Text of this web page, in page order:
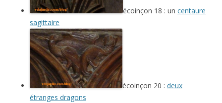
écoinçon 18 : un centaure
sagittaire
écoinçon 20 : deux
étranges dragons